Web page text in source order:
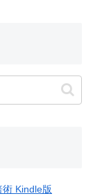
Kindle版